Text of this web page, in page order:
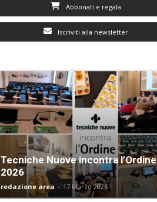
Abbonati e regala
Iscriviti alla newsletter
Tecniche Nuove incontra l’Ordine
2026
redazione area - 17 Marzo 2026